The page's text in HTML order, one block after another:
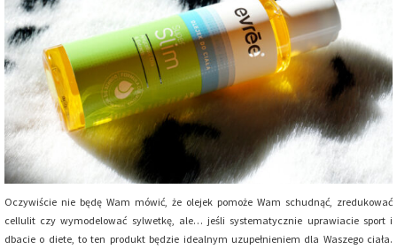
Oczywiście nie będę Wam mówić, że olejek pomoże Wam schudnąć, zredukować
cellulit czy wymodelować sylwetkę, ale… jeśli systematycznie uprawiacie sport i
dbacie o diete, to ten produkt będzie idealnym uzupełnieniem dla Waszego ciała.